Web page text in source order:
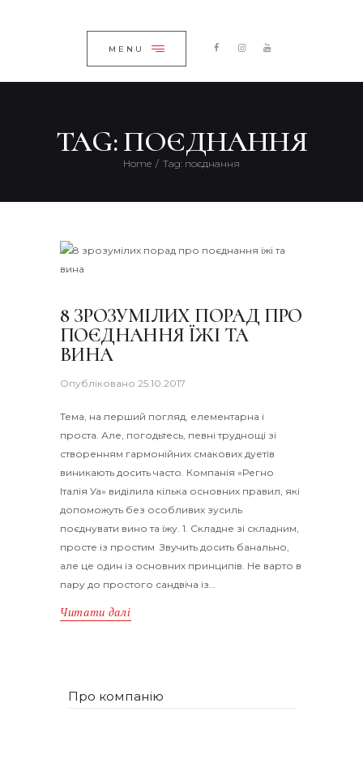
MENU
TAG: ПОЄДНАННЯ
Home Tag: поєднання
КАТАЛОГ
ПРО КОМПАНІЮ
КОНТАКТИ
8 ЗРОЗУМІЛИХ ПОРАД ПРО
ПОЄДНАННЯ ЇЖІ ТА
ВИНА
Опубліковано 25.10.2017
Тема, на перший погляд, елементарна і
проста. Але, погодьтесь, певні труднощі зі
створенням гармонійних смакових дуетів
виникають досить часто. Компанія «Регно
Італія Уа» виділила кілька основних правил, які
допоможуть без особливих зусиль
поєднувати вино та їжу. 1. Складне зі складним,
просте із простим Звучить досить банально,
але це один із основних принципів. Не варто в
пару до простого сандвіча із…
Читати далі
Про компанію